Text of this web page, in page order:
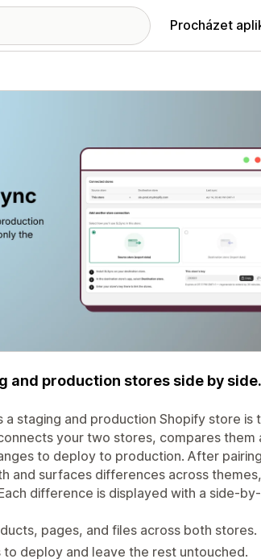
Procházet
and production stores side by
a staging and production Shopify store is
your two stores, compares
to deploy to production. After
and surfaces differences across
difference is displayed with a side-
pages, and files across both stores.
to deploy and leave the rest untouched.